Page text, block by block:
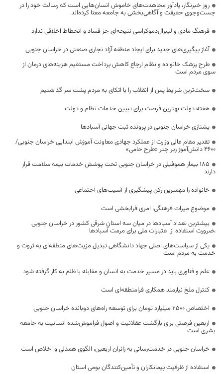
روز خبرنگار، یادآور مجاهدت‌های خاموش انسان‌هایی است که رسالت خود را در
جست‌وجوی حقیقت و آگاهی‌بخشی به جامعه معنا کرده‌اند
فرهنگ مادی و لیبرال‌دموکراسی نتیجه‌ای جز فساد و انحطاط اخلاقی ندارد
آغاز پیگیری‌های جدید برای ایجاد منطقه آزاد تجاری صنعتی در خراسان جنوبی
طرح پزشک خانواده و نظام ارجاع کاهش پرداخت مستقیم هزینه‌های درمان از
سوی مردم است
سخت‌ترین شرایط پس از انقلاب را با اتکای به مردم پشت سر گذاشتیم
هفته دولت بهترین فرصت برای تبیین خدمات نظام و دولت
یشتازی خراسان جنوبی در پرونده ثبت جهانی آسبادها
تقدیر مقام عالی وزارت از عملکرد جهادی معاونت آموزش ابتدایی خراسان جنوبی/
۴۶۰۰ دانش‌آموز زیر چتر «طرح حامی»
۱۸۵ بیمار هموفیلی در خراسان جنوبی تحت پوشش خدمات بیمه سلامت قرار
دارند
خانواده را مهمترین رکن پیشگیری از آسیب‌های اجتماعی
موضوع میراث فرهنگی، امری فرابخشی است
بیشترین تعداد آسبادها در میان سه استان شرقی کشور در خراسان جنوبی
،ضرورت استفاده از اعتبارات ملی برای مرمت آسبادها
یکی از سیاست‌های اصلی جهاد دانشگاهی تبدیل مزیت‌های منطقه‌ای به ثروت و
خدمت به مردم است
علم و فناوری باید در مسیر خدمت به انسان و مقابله با ظلم به کار گرفته شود
کنترل ملخ نیازمند همکاری فرامنطقه‌ای است
اختصاص 2500 میلیارد تومان برای توسعه راه‌های دوبانده خراسان جنوبی
اربعین فرصتی برای بازگشت عقلانیت و اصول فراموش‌شده انسانیت به جامعه
بشری است
خراسان جنوبی در خدمت‌رسانی به زائران اربعین، الگوی همدلی و اخلاص است
استفاده از ظرفیت پیمانکاران و تأمین‌کنندگان بومی استان